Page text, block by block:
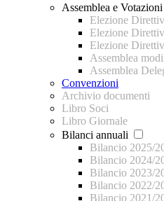
Assemblea e Votazioni
Elezione
Elezione
Elezione
Assemblea
Assemblea
Convenzioni
Archivio documenti
Libro Soci
Libro Giornale
Bilanci annuali
Bilancio 2025/
Bilancio 2024/
Bilancio 2023/
Bilancio 2022/
Bilancio 2021/